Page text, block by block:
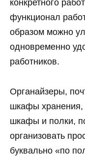
конкретного
функционал
образом можно
одновременно
работников.
Органайзеры,
шкафы хранения,
шкафы и полки,
организовать
буквально «по